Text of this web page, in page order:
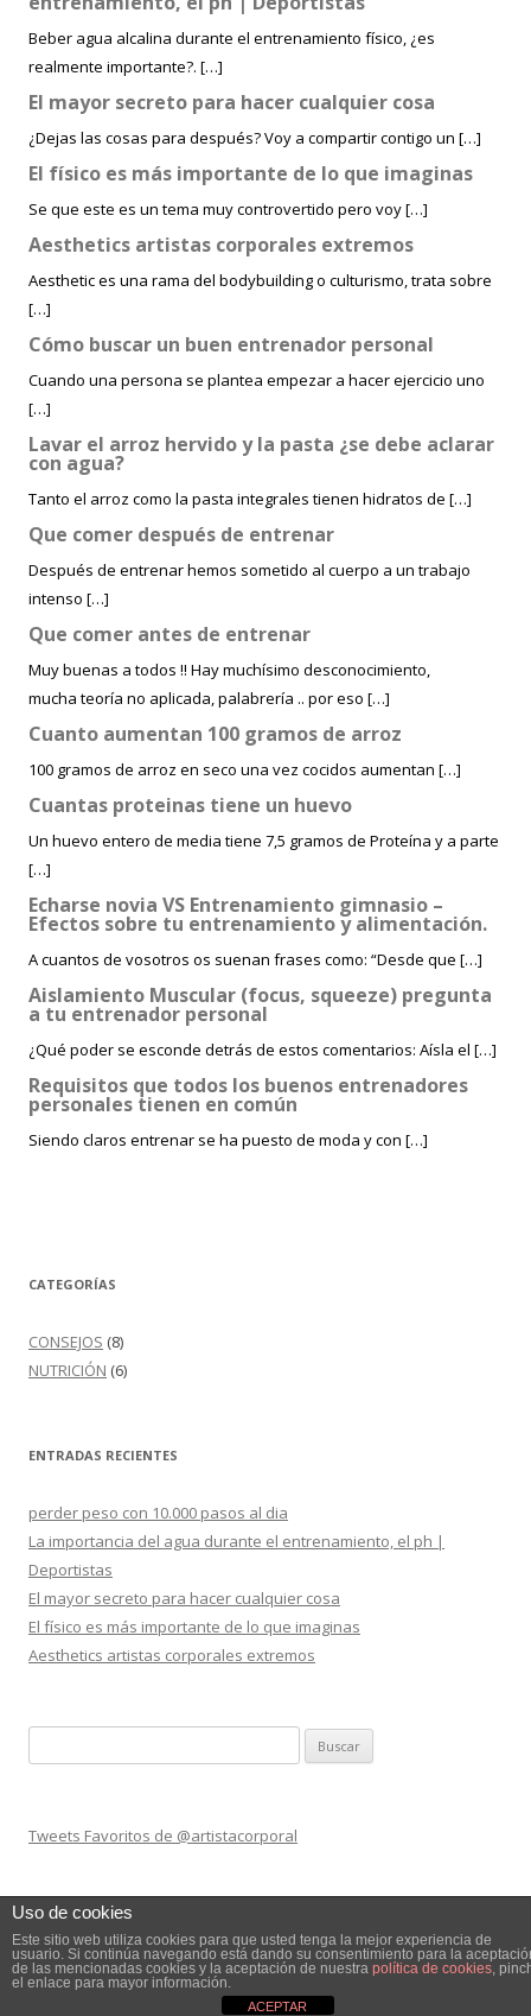
Beber agua alcalina durante el entrenamiento físico, ¿es
realmente importante?. […]
El mayor secreto para hacer cualquier cosa
¿Dejas las cosas para después? Voy a compartir contigo un […]
El físico es más importante de lo que imaginas
Se que este es un tema muy controvertido pero voy […]
Aesthetics artistas corporales extremos
Aesthetic es una rama del bodybuilding o culturismo, trata sobre
[…]
Cómo buscar un buen entrenador personal
Cuando una persona se plantea empezar a hacer ejercicio uno
[…]
Lavar el arroz hervido y la pasta ¿se debe aclarar
con agua?
Tanto el arroz como la pasta integrales tienen hidratos de […]
Que comer después de entrenar
Después de entrenar hemos sometido al cuerpo a un trabajo
intenso […]
Que comer antes de entrenar
Muy buenas a todos !! Hay muchísimo desconocimiento,
mucha teoría no aplicada, palabrería .. por eso […]
Cuanto aumentan 100 gramos de arroz
100 gramos de arroz en seco una vez cocidos aumentan […]
Cuantas proteinas tiene un huevo
Un huevo entero de media tiene 7,5 gramos de Proteína y a parte
[…]
Echarse novia VS Entrenamiento gimnasio –
Efectos sobre tu entrenamiento y alimentación.
A cuantos de vosotros os suenan frases como: “Desde que […]
Aislamiento Muscular (focus, squeeze) pregunta
a tu entrenador personal
¿Qué poder se esconde detrás de estos comentarios: Aísla el […]
Requisitos que todos los buenos entrenadores
personales tienen en común
Siendo claros entrenar se ha puesto de moda y con […]
CATEGORÍAS
CONSEJOS (8)
NUTRICIÓN (6)
ENTRADAS RECIENTES
perder peso con 10.000 pasos al dia
La importancia del agua durante el entrenamiento, el ph |
Deportistas
El mayor secreto para hacer cualquier cosa
El físico es más importante de lo que imaginas
Aesthetics artistas corporales extremos
Tweets Favoritos de @artistacorporal
Funciona gracias a WordPress
Uso de cookies
Este sitio web utiliza cookies para que usted tenga la mejor experiencia de
usuario. Si continúa navegando está dando su consentimiento para la
de las mencionadas cookies y la aceptación de nuestra política de cookies,
el enlace para mayor información.
ACEPTAR